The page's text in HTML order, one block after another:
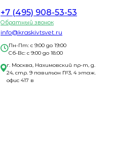
+7 (495) 908-53-53
Обратный звонок
info@kraskivtsvet.ru
Пн-Пт: с 9:00 до 19:00
Сб-Вс: с 9:00 до 18:00
г. Москва, Нахимовский пр-т, д.
24, стр. 9 павильон №3, 4 этаж.
офис 417 в